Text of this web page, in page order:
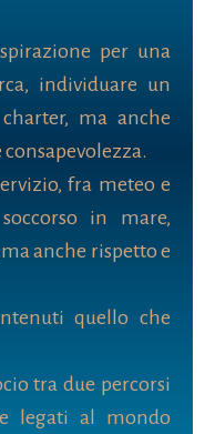
per una
individuare un
ma anche
fra meteo e
in mare,
anche rispetto e
quello che
tra due percorsi
legati al mondo